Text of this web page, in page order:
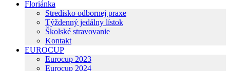
Floriánka
Stredisko odbornej praxe
Týždenný jedálny lístok
Školské stravovanie
Kontakt
EUROCUP
Eurocup 2023
Eurocup 2024